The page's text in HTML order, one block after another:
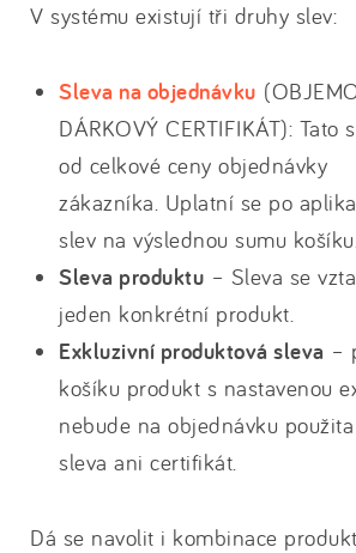
V systému existují tři druhy slev:
Sleva na objednávku
DÁRKOVÝ CERTIFIKÁT): Tato
od celkové ceny objednávky
zákazníka. Uplatní se po
slev na výslednou sumu
Sleva produktu – Sleva se
jeden konkrétní produkt.
Exkluzivní produktová sleva –
košíku produkt s nastavenou
nebude na objednávku
sleva ani certifikát.
Dá se navolit i kombinace